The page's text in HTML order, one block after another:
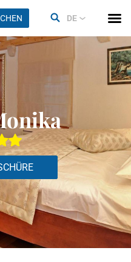
DE